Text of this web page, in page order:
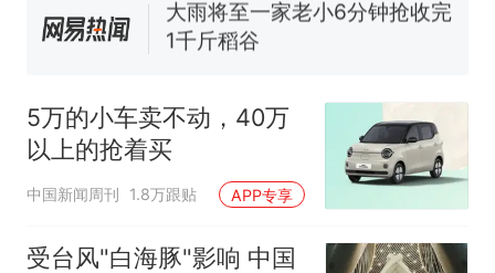
热 十多万人报名的考试，成绩
全部作废，公平么？
5万的小车卖不动，40万
以上的抢着买
中国新闻周刊 1.8万跟贴 APP专享
受台风"白海豚"影响 中国